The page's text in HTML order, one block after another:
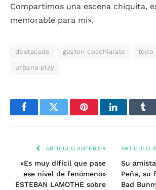
Compartimos una escena chiquita,
memorable para mí».
destacado gaston cocchiarale todo
urbana play
FacebookTwitter PinterestLinkedIn
ARTÍCULO ANTERIOR
«Es muy difícil que pase
ese nivel de fenómeno»
ESTEBAN LAMOTHE sobre
ARTÍCULO
Su
Peña, su
Bad